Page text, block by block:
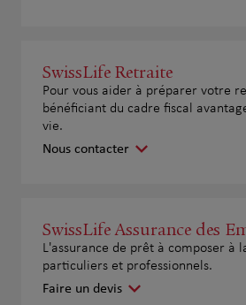
SwissLife Retraite
Pour vous aider à préparer votre
bénéficiant du cadre fiscal
vie.
Nous contacter
SwissLife Assurance des
L'assurance de prêt à composer à
particuliers et professionnels.
Faire un devis